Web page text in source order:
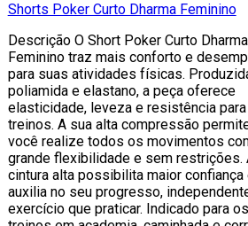
Shorts Poker Curto Dharma Feminino
Descrição O Short Poker Curto Dharma
Feminino traz mais conforto e
para suas atividades físicas.
poliamida e elastano, a peça oferece
elasticidade, leveza e resistência
treinos. A sua alta compressão
você realize todos os movimentos
grande flexibilidade e sem restrições.
cintura alta possibilita maior confiança
auxilia no seu progresso,
exercício que praticar. Indicado para